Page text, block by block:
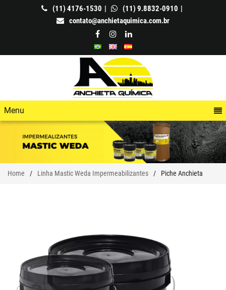
(11) 4176-1530
(11) 9.8832-0910
contato@anchietaquimica.com.br
Menu
Home Linha Mastic Weda Impermeabilizantes Piche Anchieta